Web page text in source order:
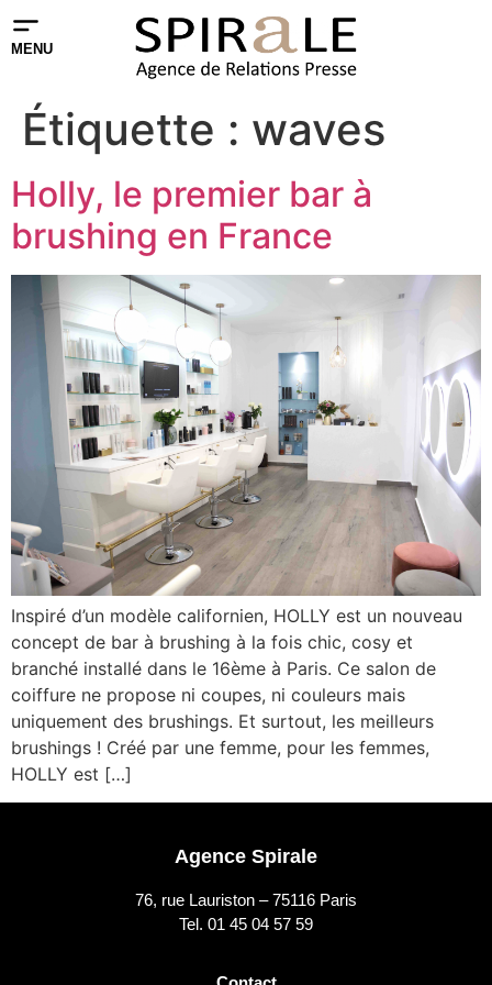
MENU
Étiquette : waves
Holly, le premier bar à
brushing en France
Inspiré d’un modèle californien, HOLLY est un nouveau
concept de bar à brushing à la fois chic, cosy et
branché installé dans le 16ème à Paris. Ce salon de
coiffure ne propose ni coupes, ni couleurs mais
uniquement des brushings. Et surtout, les meilleurs
brushings ! Créé par une femme, pour les femmes,
HOLLY est […]
Agence Spirale
76, rue Lauriston – 75116 Paris
Tel. 01 45 04 57 59